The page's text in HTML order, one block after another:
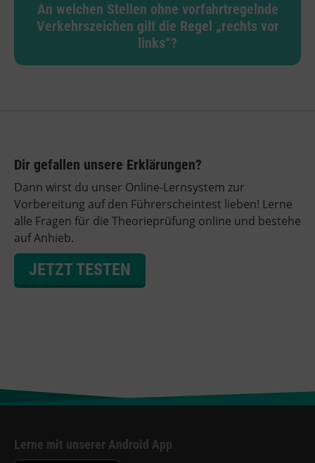
An welchen Stellen ohne vorfahrtregelnde
Verkehrszeichen gilt die Regel „rechts vor
links“?
Dir gefallen unsere Erklärungen?
Dann wirst du unser Online-Lernsystem zur
Vorbereitung auf den Führerscheintest lieben! Lerne
alle Fragen für die Theorieprüfung online und bestehe
auf Anhieb.
JETZT TESTEN
Lerne mit unserer Android App